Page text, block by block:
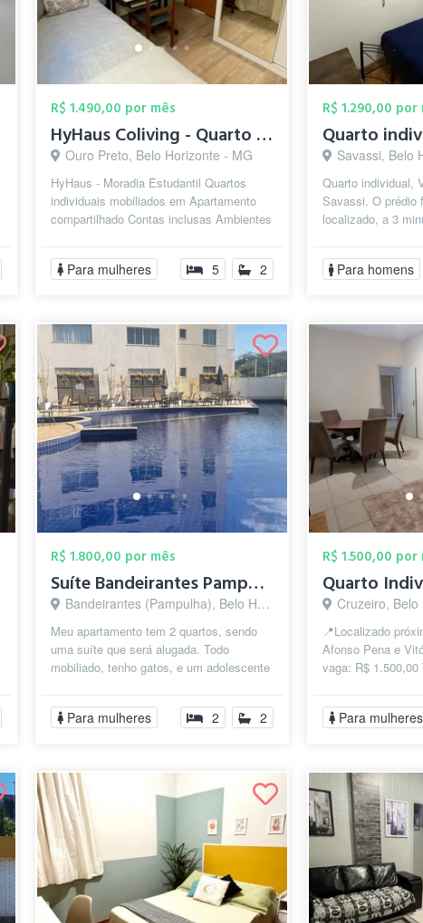
R$ 1.490,00 por mês
HyHaus Coliving - Quarto individual mobi...
Ouro Preto, Belo Horizonte - MG
HyHaus - Moradia Estudantil Quartos
individuais mobiliados em Apartamento
compartilhado Contas inclusas Ambientes
Para mulheres 5 2
R$ 1.290,00 por
Savassi, Belo
Quarto individual,
Savassi. O prédio
localizado, a 3
...
Para homens
R$ 1.800,00 por mês
Suíte Bandeirantes Pampulha
Bandeirantes (Pampulha), Belo Horizonte - MG
Meu apartamento tem 2 quartos, sendo
uma suíte que será alugada. Todo
mobiliado, tenho gatos, e um adolescente
faze...
Para mulheres 2 2
R$ 1.500,00 por
Quarto
Cruzeiro,
📍Localizado
Afonso Pena e
vaga: R$ 1.500,00
Para mulheres